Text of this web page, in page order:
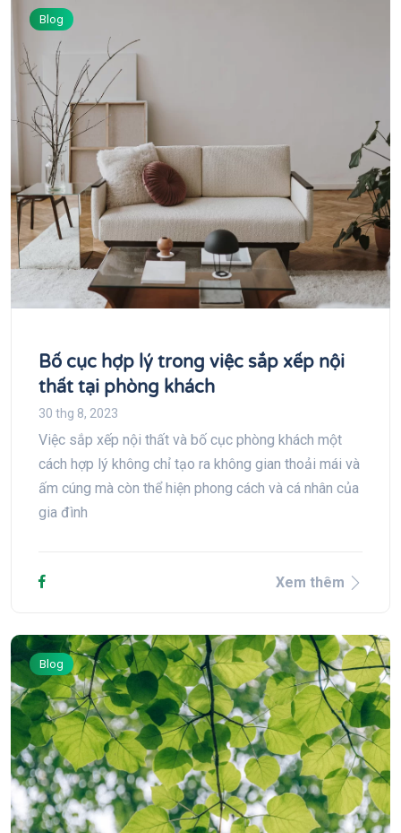
Blog
Bố cục hợp lý trong việc sắp xếp nội
thất tại phòng khách
30 thg 8, 2023
Việc sắp xếp nội thất và bố cục phòng khách một
cách hợp lý không chỉ tạo ra không gian thoải mái và
ấm cúng mà còn thể hiện phong cách và cá nhân của
gia đình
Xem thêm
Blog